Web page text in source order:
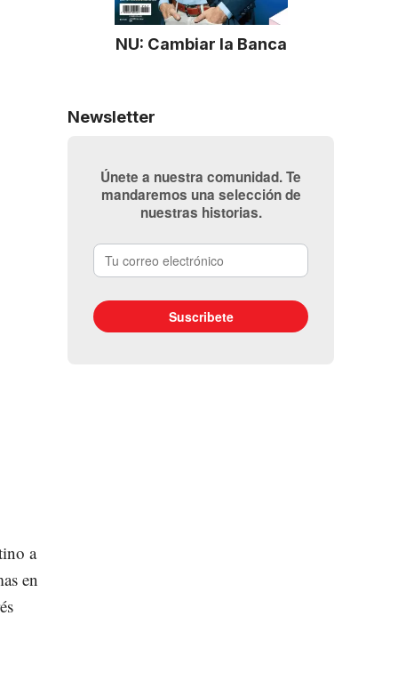
NU: Cambiar la Banca
Newsletter
Únete a nuestra comunidad. Te
mandaremos una selección de
nuestras historias.
a
en